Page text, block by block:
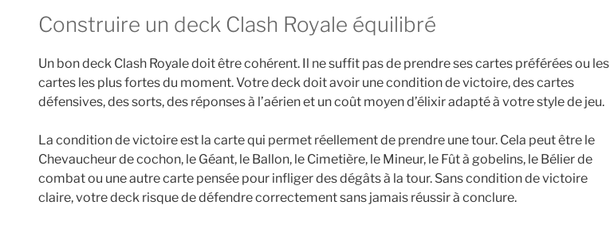
Construire un deck Clash Royale équilibré
Un bon deck Clash Royale doit être cohérent. Il ne suffit pas de prendre ses cartes préférées ou les
cartes les plus fortes du moment. Votre deck doit avoir une condition de victoire, des cartes
défensives, des sorts, des réponses à l’aérien et un coût moyen d’élixir adapté à votre style de jeu.
La condition de victoire est la carte qui permet réellement de prendre une tour. Cela peut être le
Chevaucheur de cochon, le Géant, le Ballon, le Cimetière, le Mineur, le Fût à gobelins, le Bélier de
combat ou une autre carte pensée pour infliger des dégâts à la tour. Sans condition de victoire
claire, votre deck risque de défendre correctement sans jamais réussir à conclure.